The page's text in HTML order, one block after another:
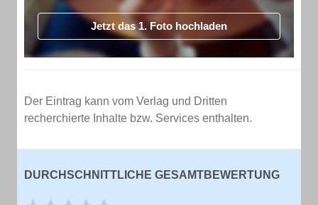
Jetzt das 1. Foto hochladen
Der Eintrag kann vom Verlag und Dritten
recherchierte Inhalte bzw. Services enthalten.
DURCHSCHNITTLICHE GESAMTBEWERTUNG